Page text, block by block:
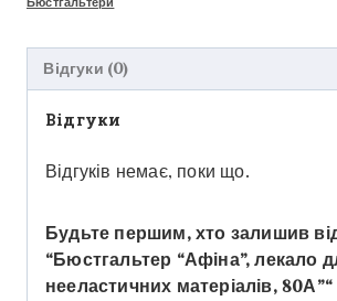
Відгуки (0)
Відгуки
Відгуків немає, поки що.
Будьте першим, хто залишив
“Бюстгальтер “Афіна”, лекало
нееластичних матеріалів, 80А”“